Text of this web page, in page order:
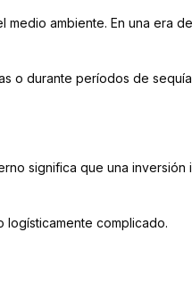
ambiente. En una era
o durante períodos de
significa que una
logísticamente complicado.